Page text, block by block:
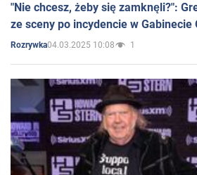
"Nie chcesz, żeby się zamknęli?":
ze sceny po incydencie w Gabinecie
Rozrywka04.03.2025 10:08 1